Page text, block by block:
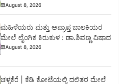
August 8, 2026
ಮಹಿಳೆಯರು ಮತ್ತು ಅಪ್ರಾಪ್ತ ಬಾಲಕಿಯರ
ಮೇಲೆ ಲೈಂಗಿಕ ಕಿರುಕುಳ : ಡಾ.ಶಿವಣ್ಣ ವಿಷಾದ
August 8, 2026
ಚಳ್ಳಕೆರೆ | ಕೆಡಿ ಕೋಟೆಯಲ್ಲಿ ದಲಿತರ ಮೇಲೆ